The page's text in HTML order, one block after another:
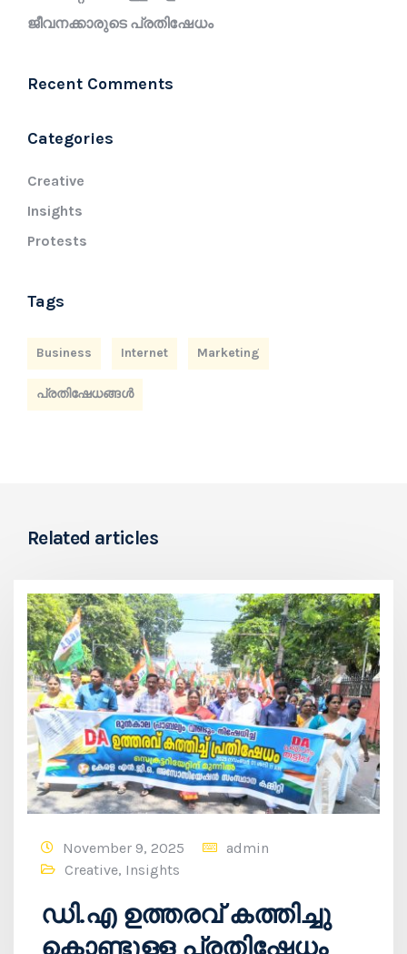
ജീവനക്കാരുടെ പ്രതിഷേധം
Recent Comments
Categories
Creative
Insights
Protests
Tags
Business Internet Marketing
പ്രതിഷേധങ്ങൾ
Related articles
November 9, 2025
admin
Creative, Insights
ഡി.എ ഉത്തരവ് കത്തിച്ചു
കൊണ്ടുള്ള പ്രതിഷേധം